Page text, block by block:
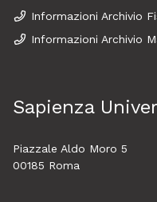
Informazioni Archivio
Informazioni Archivio
Sapienza
Piazzale Aldo Moro 5
00185 Roma